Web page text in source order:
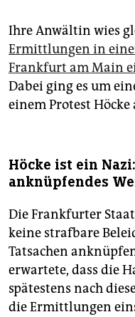
Ihre Anwältin wies
Ermittlungen in
Frankfurt am Main
Dabei ging es um
einem Protest
Höcke ist ein
anknüpfendes
Die Frankfurter
keine strafbare
Tatsachen
erwartete, dass die
spätestens nach
die Ermittlungen